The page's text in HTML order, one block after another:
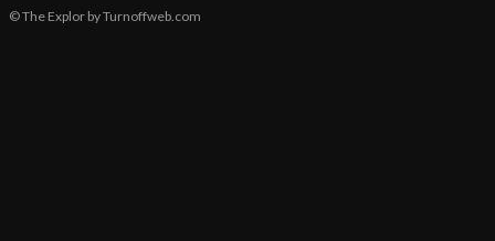
© The Explor by Turnoffweb.com